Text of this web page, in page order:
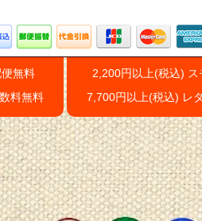
無料
料無料
2,200円以上(税込)
7,700円以上(税込) レ